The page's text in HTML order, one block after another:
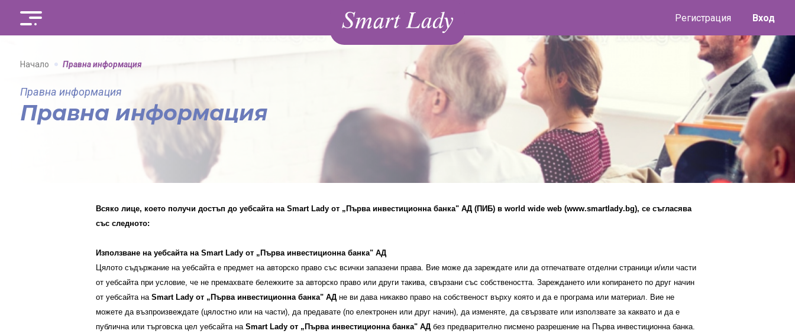
Fibank Smart Lady Регистрация Вход
Начало Правна информация
Правна информация
Правна информация
Всяко лице, което получи достъп до уебсайта на Smart Lady от „Първа инвестиционна банка" АД (ПИБ)в world wide web (www.smartlady.bg), се съгласява
със следното:
Използване на уебсайта на Smart Lady от „Първа инвестиционна банка" АД
Цялото съдържание на уебсайта е предмет на авторско право със всички запазени права. Вие може да зареждате или да отпечатвате отделни страници и/или части
от уебсайта при условие, че не премахвате бележките за авторско право или други такива, свързани със собствеността. Зареждането или копирането по друг начин
от уебсайта на Smart Lady от „Първа инвестиционна банка" АД не ви дава никакво право на собственост върху която и да е програма или материал. Вие не
можете да възпроизвеждате (цялостно или на части), да предавате (по електронен или друг начин), да изменяте, да свързвате или използвате за каквато и да е
публична или търговска цел уебсайта на Smart Lady от „Първа инвестиционна банка" АД без предварително писмено разрешение на Първа инвестиционна банка.